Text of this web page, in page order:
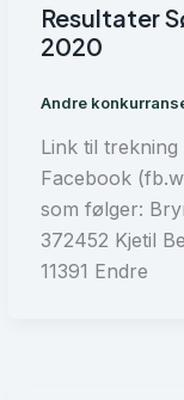
Resultater
2020
Andre
Link til trekning
Facebook
som følger:
372452 Kjetil
11391 Endre